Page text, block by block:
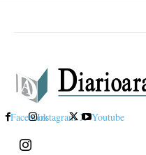
FacebookInstagram X Youtube